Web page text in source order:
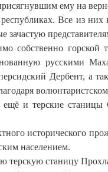
ему на
Все из них
зачастую
собственно горской
русскими
Дербент, а
и терские станицы
исторического
населением.
терскую станицу